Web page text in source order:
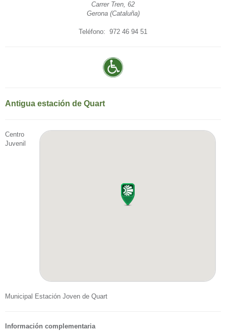
Carrer Tren, 62
Gerona (Cataluña)
Teléfono: 972 46 94 51
Antigua estación de Quart
Centro
Juvenil
Municipal Estación Joven de Quart
Información complementaria